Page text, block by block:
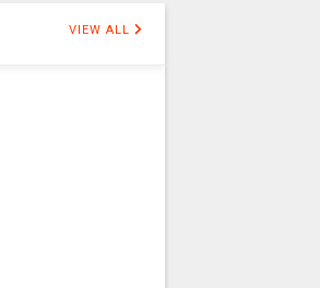
VIEW ALL